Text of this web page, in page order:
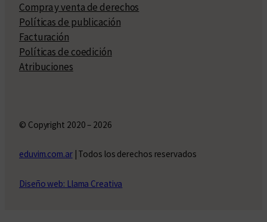
Compra y venta de derechos
Políticas de publicación
Facturación
Políticas de coedición
Atribuciones
© Copyright 2020 – 2026
eduvim.com.ar| Todos los derechos reservados
Diseño web: Llama Creativa